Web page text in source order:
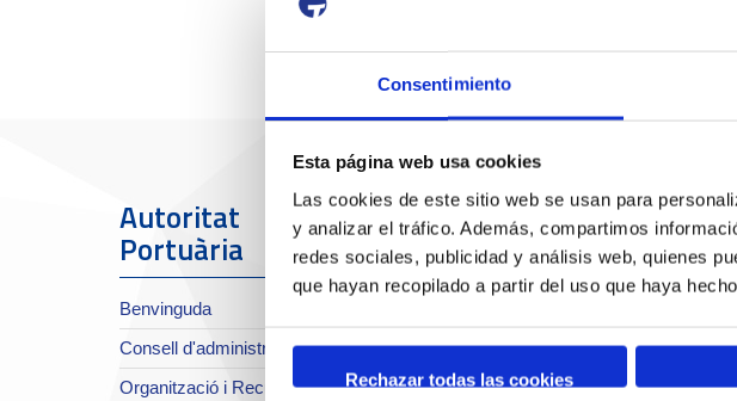
Consentimiento
Esta página web usa cookies
Las cookies de este sitio web se usan para
y analizar el tráfico. Además, compartimos
redes sociales, publicidad y análisis web, quienes
que hayan recopilado a partir del uso que haya
Rechazar todas las cookies
Autoritat
Portuària
Benvinguda
Consell d'administració
Organització i Recursos
El Port
Sobre el Port
Infraestructures en
Serveis
Operacions i serveis
portuaris
Bunkering
Serveis comercials